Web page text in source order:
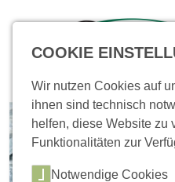
Sortiment
COOKIE
Wir nutzen Cookies auf
ihnen sind technisch
helfen, diese Website zu
Funktionalitäten zur
Notwendige Cookies